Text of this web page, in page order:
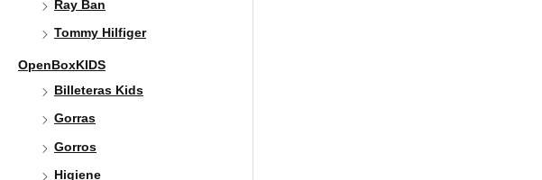
Ray Ban
Tommy Hilfiger
OpenBoxKIDS
Billeteras Kids
Gorras
Gorros
Higiene